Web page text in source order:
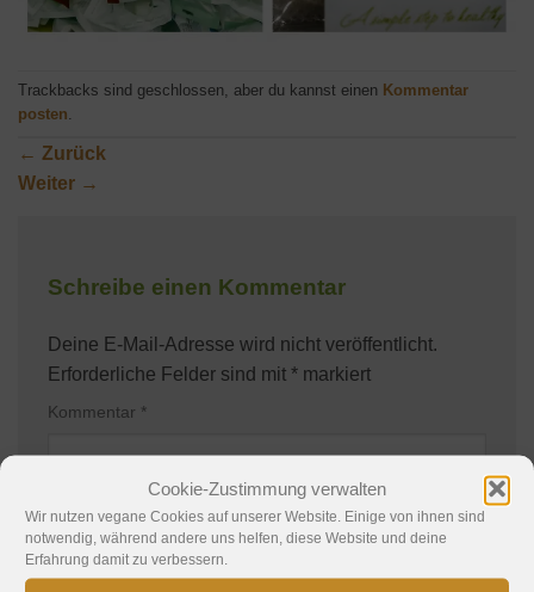
Cookie-Zustimmung verwalten
Wir nutzen vegane Cookies auf unserer Website. Einige von ihnen sind
notwendig, während andere uns helfen, diese Website und deine
Erfahrung damit zu verbessern.
Trackbacks sind geschlossen, aber du kannst einen Kommentar
posten.
← Zurück
Weiter →
Schreibe einen Kommentar
Deine E-Mail-Adresse wird nicht veröffentlicht.
Erforderliche Felder sind mit * markiert
Kommentar *